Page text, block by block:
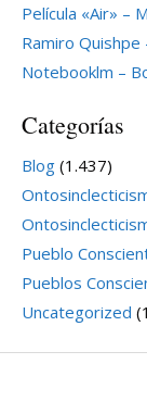
Película «Air» –
Ramiro
Notebooklm –
Categorías
Blog (1.437)
Pueblo
Pueblos
Uncategorized